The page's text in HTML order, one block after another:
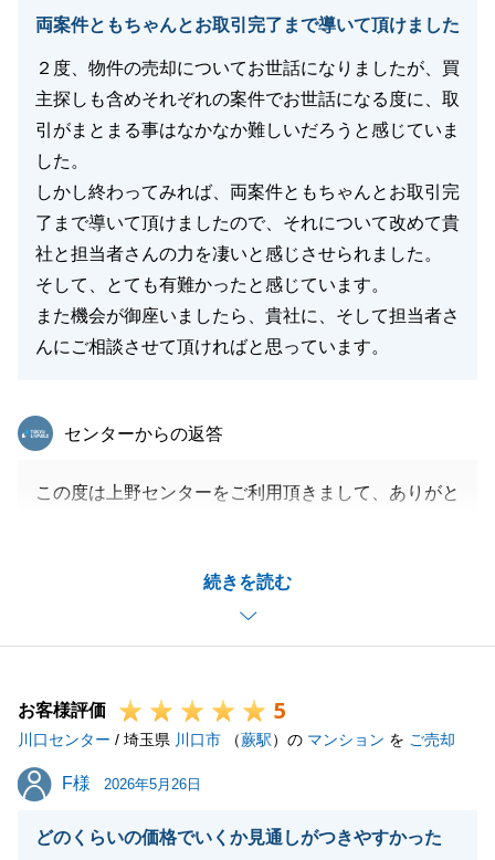
両案件ともちゃんとお取引完了まで導いて頂けました
２度、物件の売却についてお世話になりましたが、買
主探しも含めそれぞれの案件でお世話になる度に、取
引がまとまる事はなかなか難しいだろうと感じていま
した。
しかし終わってみれば、両案件ともちゃんとお取引完
了まで導いて頂けましたので、それについて改めて貴
社と担当者さんの力を凄いと感じさせられました。
そして、とても有難かったと感じています。
また機会が御座いましたら、貴社に、そして担当者さ
んにご相談させて頂ければと思っています。
続きを読む
東急リバブル
センターからの返答
この度は上野センターをご利用頂きまして、ありがと
る条件で売却出来た事がなによりです。
また機会がございましたらいつでもご連絡下さい。
ご連絡お待ちしております。
閉じる
お客様評価 5
川口センター / 埼玉県 川口市 （蕨駅）の マンション を ご売却
F様
F様 2026年5月26日
どのくらいの価格でいくか見通しがつきやすかった